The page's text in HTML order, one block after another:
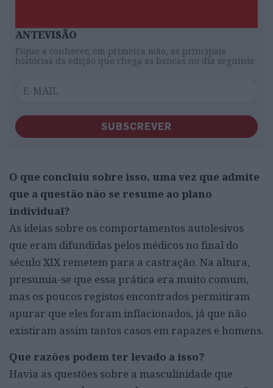
ANTEVISÃO
Fique a conhecer, em primeira mão, as principais
histórias da edição que chega às bancas no dia seguinte
SUBSCREVER
O que concluiu sobre isso, uma vez que admite
que a questão não se resume ao plano
individual?
As ideias sobre os comportamentos autolesivos
que eram difundidas pelos médicos no final do
século XIX remetem para a castração. Na altura,
presumia-se que essa prática era muito comum,
mas os poucos registos encontrados permitiram
apurar que eles foram inflacionados, já que não
existiram assim tantos casos em rapazes e homens.
Que razões podem ter levado a isso?
Havia as questões sobre a masculinidade que